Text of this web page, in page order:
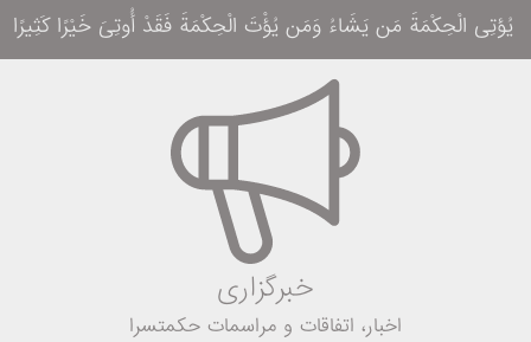
یُؤتِی الْحِکْمَةَ مَن یَشَاءُ وَمَن یُؤْتَ الْحِکْمَةَ فَقَدْ أُوتِیَ خَیْرًا کَثِیرًا وَمَا
خبرگزاری
اخبار، اتفاقات و مراسمات حکمتسرا